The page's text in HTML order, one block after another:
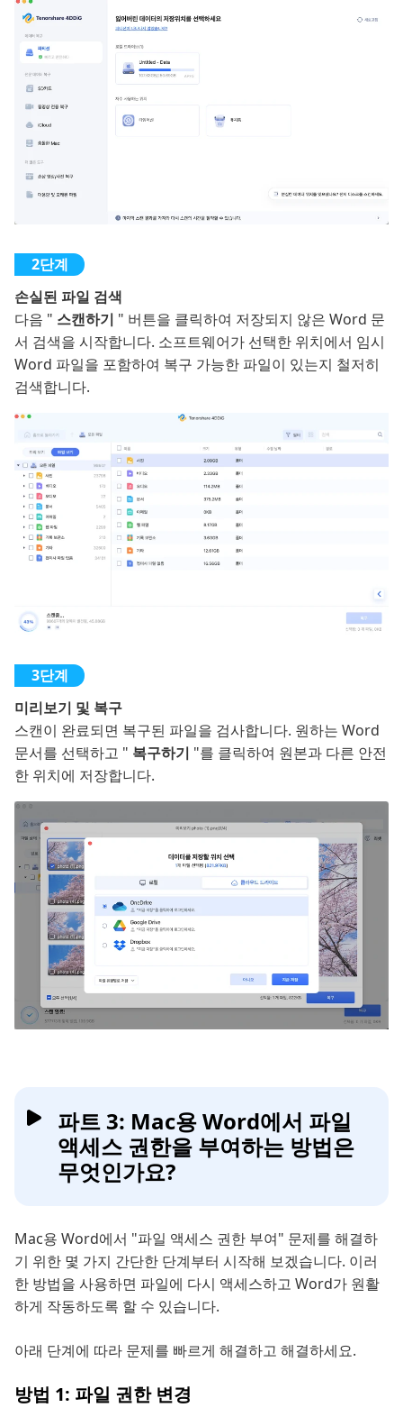
손실된 파일 검색
다음 " 스캔하기 " 버튼을 클릭하여 저장되지 않은 Word 문
서 검색을 시작합니다. 소프트웨어가 선택한 위치에서 임시
Word 파일을 포함하여 복구 가능한 파일이 있는지 철저히
검색합니다.
미리보기 및 복구
스캔이 완료되면 복구된 파일을 검사합니다. 원하는 Word
문서를 선택하고 " 복구하기 "를 클릭하여 원본과 다른 안전
한 위치에 저장합니다.
파트 3: Mac용 Word에서 파일
액세스 권한을 부여하는 방법은
무엇인가요?
Mac용 Word에서 "파일 액세스 권한 부여" 문제를 해결하
기 위한 몇 가지 간단한 단계부터 시작해 보겠습니다. 이러
한 방법을 사용하면 파일에 다시 액세스하고 Word가 원활
하게 작동하도록 할 수 있습니다.
아래 단계에 따라 문제를 빠르게 해결하고 해결하세요.
방법 1: 파일 권한 변경